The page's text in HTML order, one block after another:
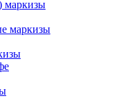
маркизы
маркизы